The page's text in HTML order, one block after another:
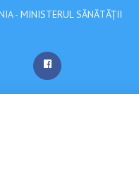
- MINISTERUL SĂNĂTĂȚII